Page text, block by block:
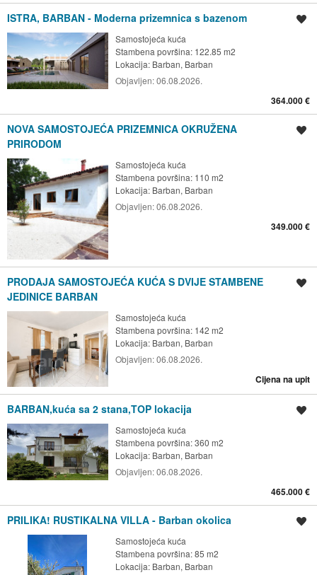
ISTRA, BARBAN - Moderna prizemnica s bazenom
Samostojeća kuća
Stambena površina: 122.85 m2
Lokacija: Barban, Barban
Objavljen:06.08.2026.
364.000 €
NOVA SAMOSTOJEĆA PRIZEMNICA OKRUŽENA
PRIRODOM
Samostojeća kuća
Stambena površina: 110 m2
Lokacija: Barban, Barban
Objavljen:06.08.2026.
349.000 €
PRODAJA SAMOSTOJEĆA KUĆA S DVIJE STAMBENE
JEDINICE BARBAN
Samostojeća kuća
Stambena površina: 142 m2
Lokacija: Barban, Barban
Objavljen:06.08.2026.
Cijena na upit
BARBAN,kuća sa 2 stana,TOP lokacija
Samostojeća kuća
Stambena površina: 360 m2
Lokacija: Barban, Barban
Objavljen:06.08.2026.
465.000 €
PRILIKA! RUSTIKALNA VILLA - Barban okolica
Samostojeća kuća
Stambena površina: 85 m2
Lokacija: Barban, Barban